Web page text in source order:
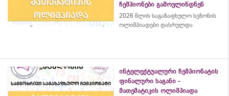
ჩემპიონები გამოვლინდნენ
2026 წლის საგაზაფხულო სეზონის
ოლიმპიადები დასრულდა
ინტელექტუალური ჩემპიონატის
ფინალური საგანი -
მათემატიკის ოლიმპიადა